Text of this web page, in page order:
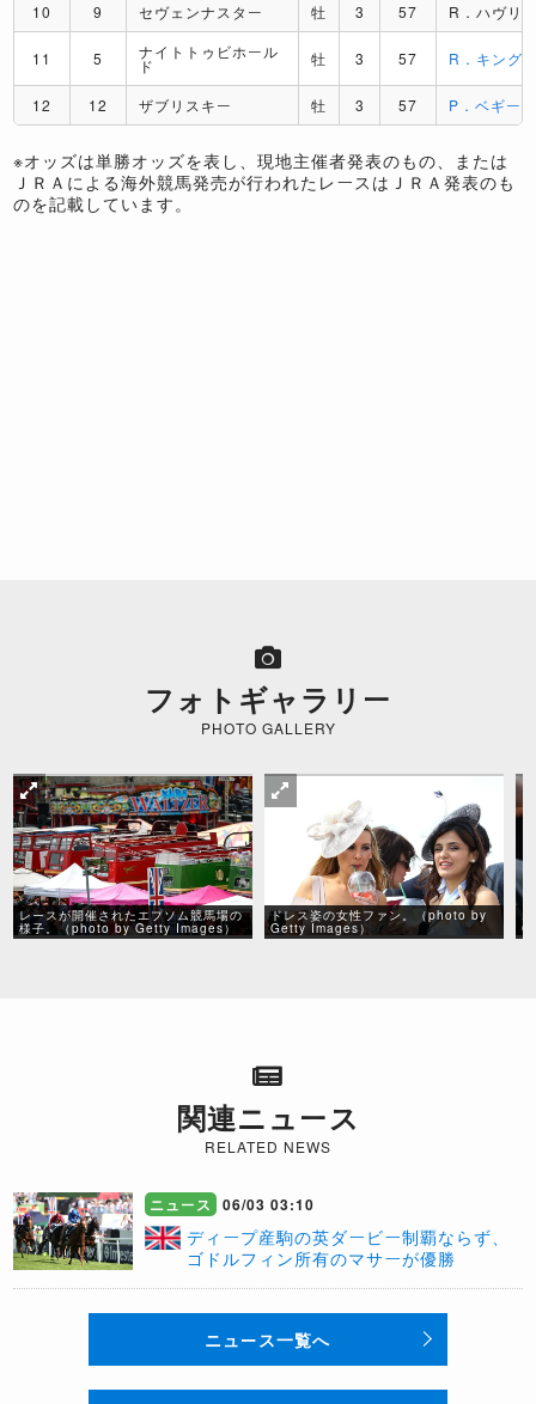
10
9 セヴェンナスター 牡 3 57 R．ハヴリ
11 5 ナイトトゥビホール
ド 牡 3 57 R．キング
12 12 ザブリスキー 牡 3 57 P．ベギー
※オッズは単勝オッズを表し、現地主催者発表のもの、または
ＪＲＡによる海外競馬発売が行われたレースはＪＲＡ発表のも
のを記載しています。
フォトギャラリー
PHOTO GALLERY
レースが開催されたエプソム競馬場の
様子。（photo by Getty Images）
ドレス姿の女性ファン。（photo by
Getty Images）
関連ニュース
RELATED NEWS
ニュース 06/03 03:10
ディープ産駒の英ダービー制覇ならず、
ゴドルフィン所有のマサーが優勝
ニュース一覧へ